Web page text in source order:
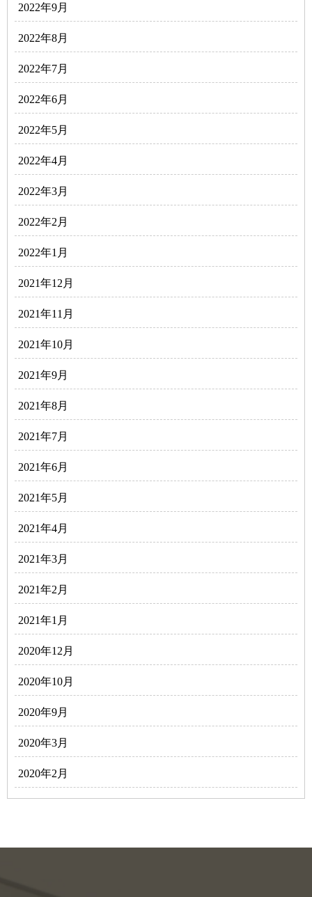
2022年9月
2022年8月
2022年7月
2022年6月
2022年5月
2022年4月
2022年3月
2022年2月
2022年1月
2021年12月
2021年11月
2021年10月
2021年9月
2021年8月
2021年7月
2021年6月
2021年5月
2021年4月
2021年3月
2021年2月
2021年1月
2020年12月
2020年10月
2020年9月
2020年3月
2020年2月